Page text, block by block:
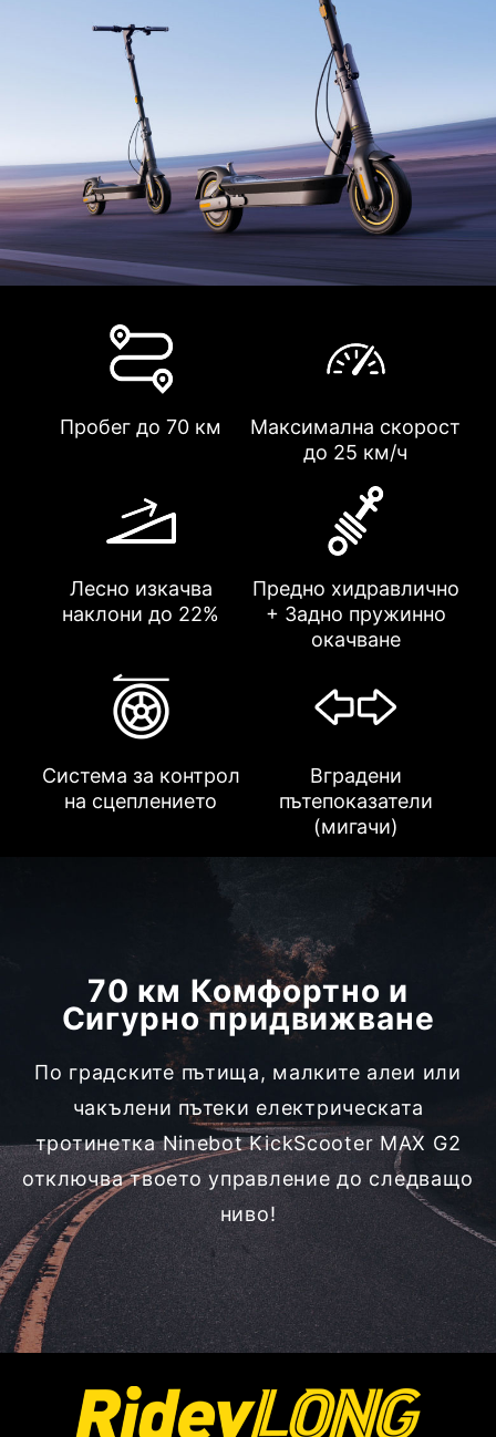
Пробег до 70 км
Максимална скорост
до 25 км/ч
Лесно изкачва
наклони до 22%
Предно хидравлично
+ Задно пружинно
окачване
Система за контрол
на сцеплението
Вградени
пътепоказатели
(мигачи)
70 км Комфортно и
Сигурно придвижване
По градските пътища, малките алеи или
чакълени пътеки електрическата
тротинетка Ninebot KickScooter MAX G2
отключва твоето управление до следващо
ниво!